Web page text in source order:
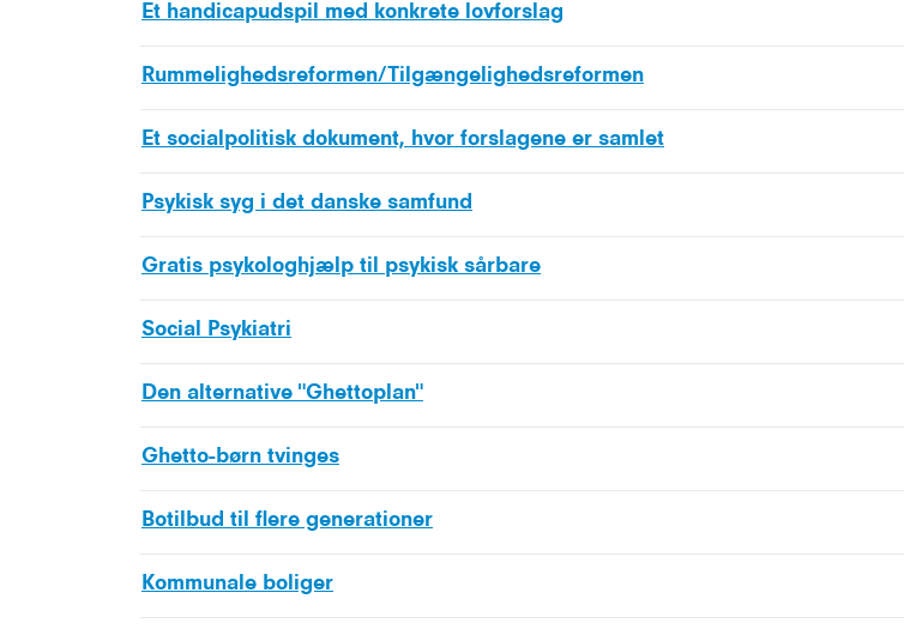
Et handicapudspil med konkrete lovforslag
Rummelighedsreformen/Tilgængelighedsreformen
Et socialpolitisk dokument, hvor forslagene er samlet
Psykisk syg i det danske samfund
Gratis psykologhjælp til psykisk sårbare
Social Psykiatri
Den alternative "Ghettoplan"
Ghetto-børn tvinges
Botilbud til flere generationer
Kommunale boliger